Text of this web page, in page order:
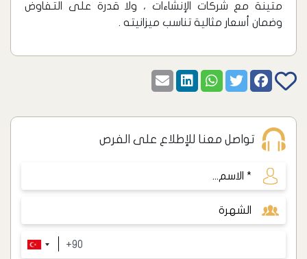
متينة مع شركات الإنشاءات ، ولا قدرة على التفاوض
وضمان أسعار مثالية تناسب ميزانيته .
تواصل معنا للإطلاع على الفرص